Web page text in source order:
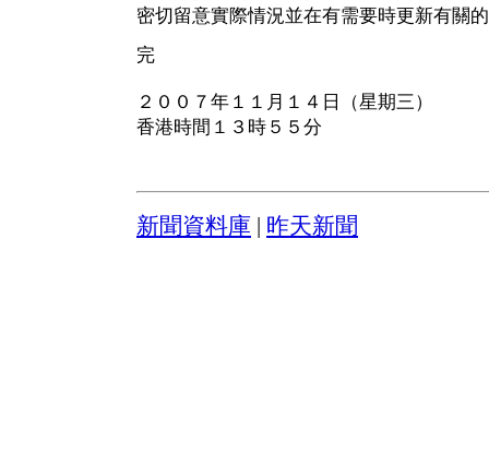
密切留意實際情況並在有需要時更新有關
完
２００７年１１月１４日（星期三）
香港時間１３時５５分
新聞資料庫 昨天新聞